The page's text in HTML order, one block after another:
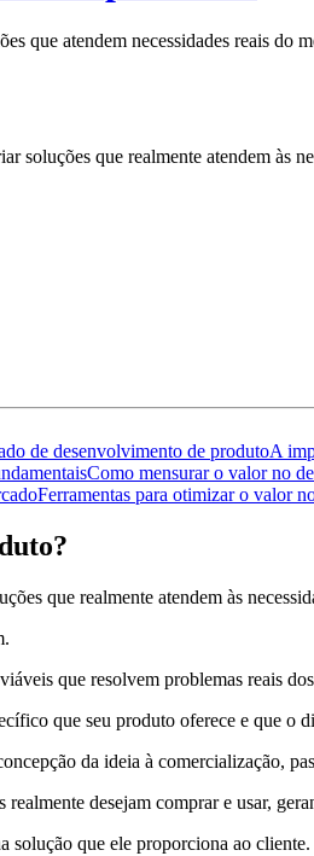
que atendem necessidades reais do
soluções que realmente atendem às
de desenvolvimento de produtoA
Como mensurar o valor no
Ferramentas para otimizar o valor
que realmente atendem às
que resolvem problemas reais
que seu produto oferece e que o
da ideia à comercialização,
desejam comprar e usar,
solução que ele proporciona ao cliente.